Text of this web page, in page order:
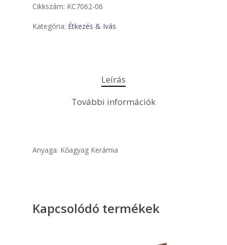
Cikkszám: KC7062-06
Kategória: Étkezés & Ivás
Leírás
További információk
Anyaga: Kőagyag Kerámia
Kapcsolódó termékek